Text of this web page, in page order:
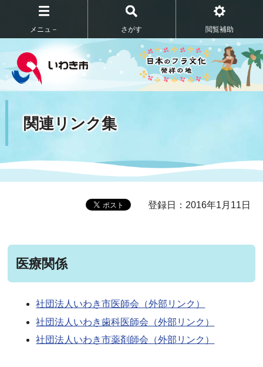
メニュ－ さがす 閲覧補助
関連リンク集
登録日：2016年1月11日
医療関係
社団法人いわき市医師会（外部リンク）
社団法人いわき歯科医師会（外部リンク）
社団法人いわき市薬剤師会（外部リンク）